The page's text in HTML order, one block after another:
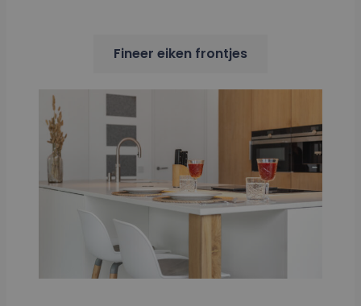
Fineer eiken frontjes